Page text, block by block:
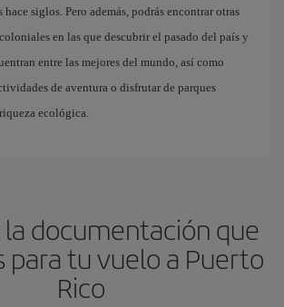
hace siglos. Pero además, podrás encontrar otras
en las que descubrir el pasado del país y
entre las mejores del mundo, así como
de aventura o disfrutar de parques
ecológica.
la documentación que
para tu vuelo a Puerto
Rico